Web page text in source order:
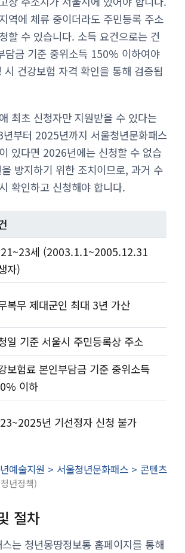
역에 체류 중이더라도 주민등록 주소
할 수 있습니다. 소득 요건으로는 건
담금 기준 중위소득 150% 이하여야
건강보험 자격 확인을 통해 검증됩
최초 신청자만 지원받을 수 있다는
부터 2025년까지 서울청년문화패스
있다면 2026년에는 신청할 수 없습
방지하기 위한 조치이므로, 과거 수
확인하고 신청해야 합니다.
세 (2003.1.1~2005.12.31
자)
복무 제대군인 최대 3년 가산
일 기준 서울시 주민등록상 주소
보험료 본인부담금 기준 중위소득
이하
년 기선정자 신청 불가
예술지원 > 서울청년문화패스 > 콘텐츠
년정책
절차
는 청년몽땅정보통 홈페이지를 통해